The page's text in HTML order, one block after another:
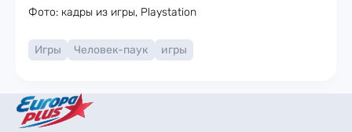
Фото: кадры из игры, Playstation
Игры Человек-паук игры